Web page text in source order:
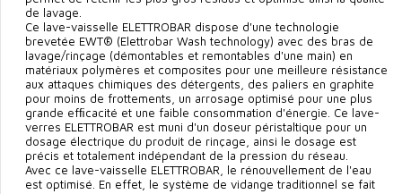
de lavage.
Ce lave-vaisselle ELETTROBAR dispose d'une technologie
brevetée EWT® (Elettrobar Wash technology) avec des bras de
lavage/rinçage (démontables et remontables d'une main) en
matériaux polymères et composites pour une meilleure résistance
aux attaques chimiques des détergents, des paliers en graphite
pour moins de frottements, un arrosage optimisé pour une plus
grande efﬁcacité et une faible consommation d'énergie. Ce lave-
verres ELETTROBAR est muni d'un doseur péristaltique pour un
dosage électrique du produit de rinçage, ainsi le dosage est
précis et totalement indépendant de la pression du réseau.
Avec ce lave-vaisselle ELETTROBAR, le rénouvellement de l'eau
est optimisé. En effet, le système de vidange traditionnel se fait